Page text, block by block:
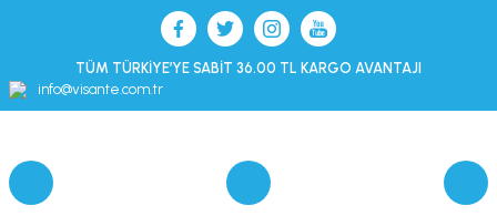
TÜM TÜRKİYE’YE SABİT 36.00 TL KARGO AVANTAJI
info@visante.com.tr